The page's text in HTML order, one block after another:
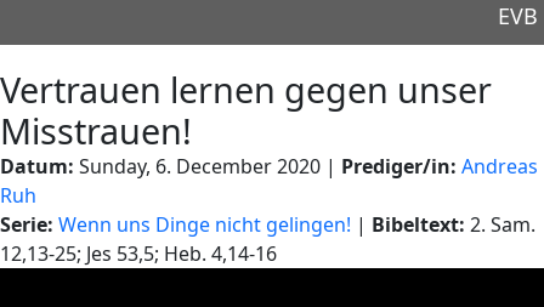
EVB
Vertrauen lernen gegen unser
Misstrauen!
Datum: Sunday, 6. December 2020 | Prediger/in: Andreas
Ruh
Serie: Wenn uns Dinge nicht gelingen! | Bibeltext: 2. Sam.
12,13-25; Jes 53,5; Heb. 4,14-16